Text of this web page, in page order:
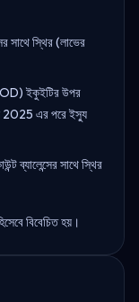
সাথে স্থির (লাভের
ইকুইটির উপর
2025 এর পরে ইস্যু
ব্যালেন্সের সাথে স্থির
বিবেচিত হয়।